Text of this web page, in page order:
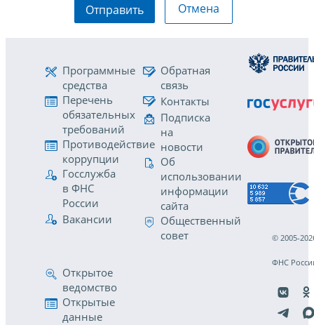
Отправить Отмена
Программные
средства
Перечень
обязательных
требований
Противодействие
коррупции
Госслужба
в ФНС
России
Вакансии
Обратная
связь
Контакты
Подписка
на
новости
Об
использовании
информации
сайта
Общественный
совет
Открытое
ведомство
Открытые
данные
© 2005-
ФНС